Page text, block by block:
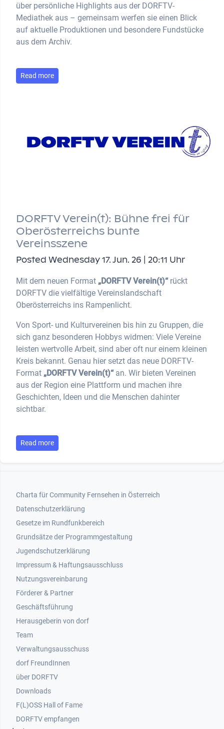
über persönliche Highlights aus der DORFTV-
Mediathek aus – gemeinsam werfen sie einen Blick
auf aktuelle Produktionen und besondere Fundstücke
aus dem Archiv.
Read more
DORFTV Verein(t): Bühne frei für
Oberösterreichs bunte
Vereinsszene
Posted Wednesday 17. Jun. 26 | 20:11 Uhr
Mit dem neuen Format „DORFTV Verein(t)“rückt
DORFTV die vielfältige Vereinslandschaft
Oberösterreichs ins Rampenlicht.
Von Sport- und Kulturvereinen bis hin zu Gruppen, die
sich ganz besonderen Hobbys widmen: Viele Vereine
leisten wertvolle Arbeit, sind aber oft nur einem kleinen
Kreis bekannt. Genau hier setzt das neue DORFTV-
Format „DORFTV Verein(t)“an. Wir bieten Vereinen
aus der Region eine Plattform und machen ihre
Geschichten, Ideen und die Menschen dahinter
sichtbar.
Read more
Footer 1
Charta für Community Fernsehen in Österreich
Datenschutzerklärung
Gesetze im Rundfunkbereich
Grundsätze der Programmgestaltung
Jugendschutzerklärung
Impressum & Haftungsausschluss
Nutzungsvereinbarung
Footer 2
Förderer & Partner
Geschäftsführung
Herausgeberin von dorf
Team
Verwaltungsausschuss
dorf FreundInnen
Footer 3
über DORFTV
Downloads
F(L)OSS Hall of Fame
Footer 4
DORFTV empfangen